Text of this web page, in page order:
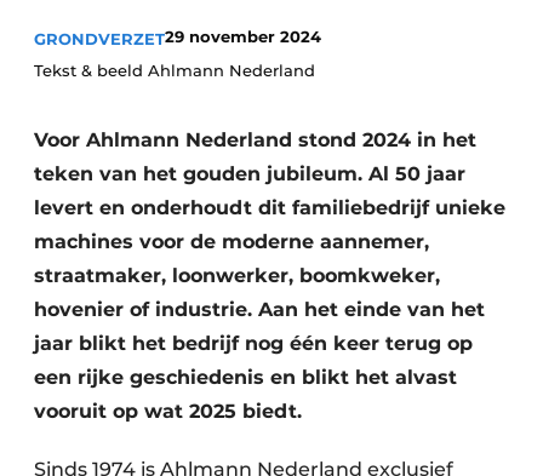
Video’s
GRONDVERZET29 november 2024
Tekst & beeld Ahlmann Nederland
Voor Ahlmann Nederland stond 2024 in het
teken van het gouden jubileum. Al 50 jaar
levert en onderhoudt dit familiebedrijf unieke
machines voor de moderne aannemer,
straatmaker, loonwerker, boomkweker,
hovenier of industrie. Aan het einde van het
jaar blikt het bedrijf nog één keer terug op
een rijke geschiedenis en blikt het alvast
vooruit op wat 2025 biedt.
Sinds 1974 is Ahlmann Nederland exclusief